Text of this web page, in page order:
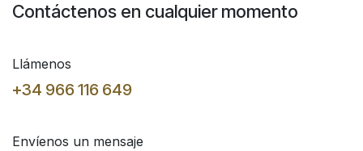
Contáctenos en cualquier momento
Llámenos
+34 966 116 649
Envíenos un mensaje